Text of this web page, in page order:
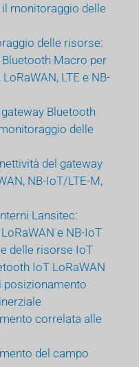
monitoraggio delle
delle risorse:
Macro per
LTE e NB-
Bluetooth
delle
del gateway
NB-IoT/LTE-M,
Lansitec:
e NB-IoT
delle risorse IoT
IoT LoRaWAN
posizionamento
correlata alle
del campo